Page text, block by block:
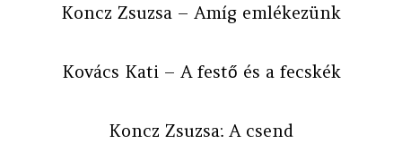
Koncz Zsuzsa – Amíg emlékezünk
Kovács Kati – A festő és a fecskék
Koncz Zsuzsa: A csend